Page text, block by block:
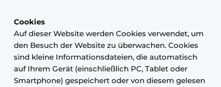
Cookies
Auf dieser Website werden Cookies verwendet, um
den Besuch der Website zu überwachen. Cookies
sind kleine Informationsdateien, die automatisch
auf Ihrem Gerät (einschließlich PC, Tablet oder
Smartphone) gespeichert oder von diesem gelesen